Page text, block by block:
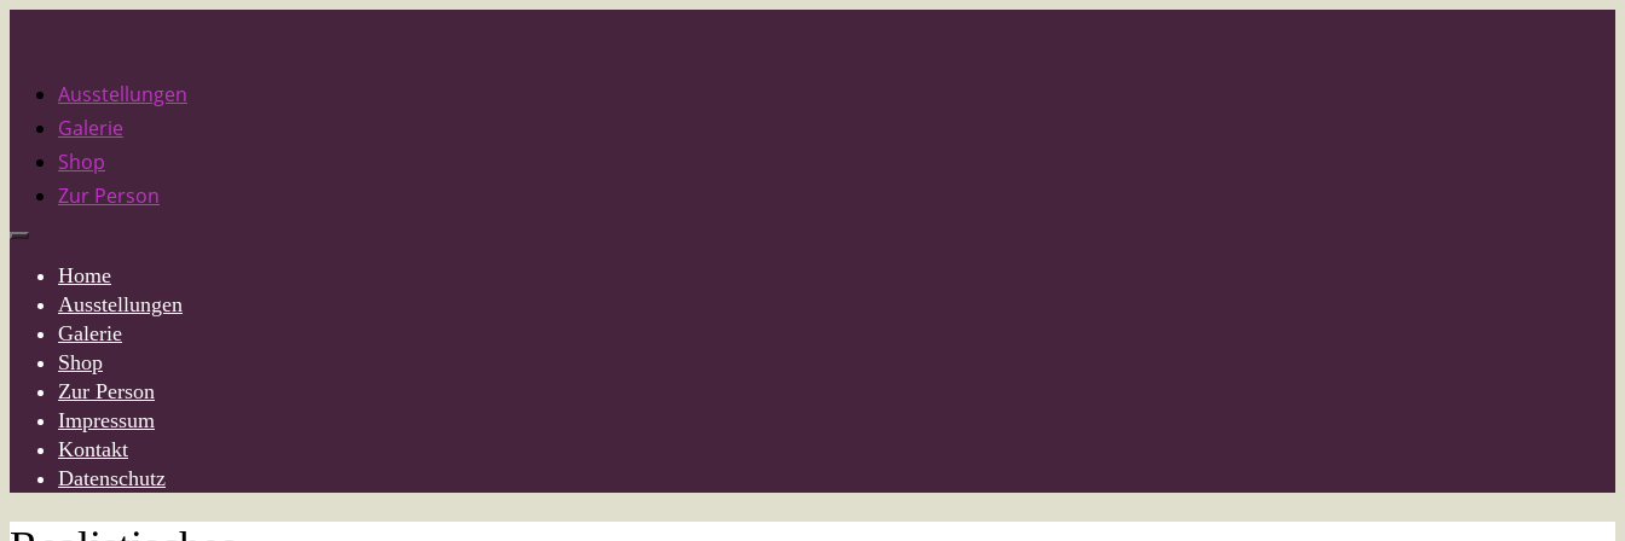
Ausstellungen
Galerie
Shop
Zur Person
Home
Ausstellungen
Galerie
Shop
Zur Person
Impressum
Kontakt
Datenschutz